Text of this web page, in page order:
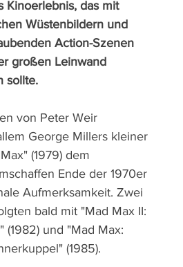
Kinoerlebnis, das mit
Wüstenbildern und
Action-Szenen
großen Leinwand
sollte.
von Peter Weir
George Millers kleiner
(1979) dem
Ende der 1970er
Aufmerksamkeit. Zwei
bald mit "Mad Max II:
(1982) und "Mad Max:
(1985).